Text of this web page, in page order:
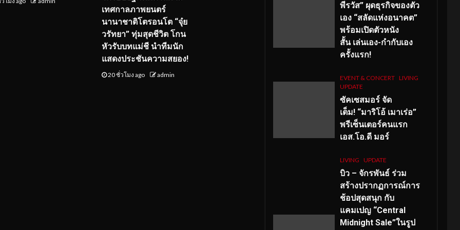
เทศกาลภาพยนตร์
นานาชาติโตรอนโต “จุ๋ย
วรัทยา” ทุ่มสุดชีวิต โกน
หัวรับบทแม่ชี นำทีมนัก
แสดงประชันความสยอง!
20 ชั่วโมง ago admin
พีรวัส” ผุดธุรกิจของตัว
เอง “สลัดแห่งอนาคต”
พร้อมเปิดตัวหนัง
สั้น เล่นเอง-กำกับเอง
ครั้งแรก!
EVENT & CONCERT LIVING
UPDATE
ซัคเซสมอร์ จัด
เต็ม! “มาริโอ้ เมาเร่อ”
พรีเซ็นเตอร์คนแรก
เอส.โอ.ดี มอร์
LIVING UPDATE
บิว – จักรพันธ์ ร่วม
สร้างปรากฏการณ์การ
ช้อปสุดสนุก กับ
แคมเปญ “Central
Midnight Sale”ในรูป